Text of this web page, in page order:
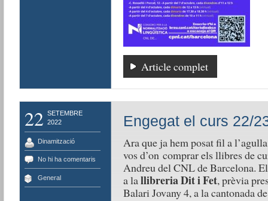
Article complet
22 SETEMBRE
2022
Dinamització
No hi ha comentaris
General
Engegat el curs 22/
Ara que ja hem posat fil a
vos d’on comprar elsllibresde
Andreu del CNL de Barcelona.
a lallibreria Dit i Fet, prèvia
Balari Jovany 4, a la cantonada